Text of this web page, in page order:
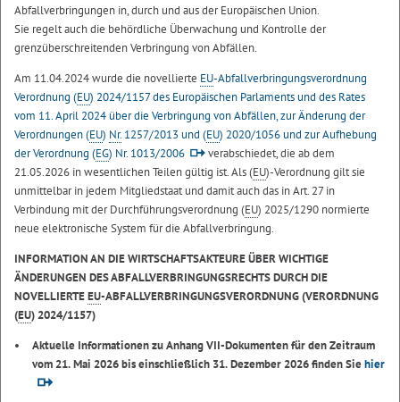
Abfallverbringungen in, durch und aus der Europäischen Union.
Sie regelt auch die behördliche Überwachung und Kontrolle der
grenzüberschreitenden Verbringung von Abfällen.
Am 11.04.2024 wurde die novellierte EU-Abfallverbringungsverordnung
Verordnung (EU) 2024/1157 des Europäischen Parlaments und des Rates
vom 11. April 2024 über die Verbringung von Abfällen, zur Änderung der
Verordnungen (EU) Nr. 1257/2013 und (EU) 2020/1056 und zur Aufhebung
der Verordnung (EG) Nr. 1013/2006
verabschiedet, die ab dem
21.05.2026 in wesentlichen Teilen gültig ist. Als (EU)-Verordnung gilt sie
unmittelbar in jedem Mitgliedstaat und damit auch das in Art. 27 in
Verbindung mit der Durchführungsverordnung (EU) 2025/1290 normierte
neue elektronische System für die Abfallverbringung.
INFORMATION AN DIE WIRTSCHAFTSAKTEURE ÜBER WICHTIGE
ÄNDERUNGEN DES ABFALLVERBRINGUNGSRECHTS DURCH DIE
NOVELLIERTEEU-ABFALLVERBRINGUNGSVERORDNUNG (VERORDNUNG
(EU) 2024/1157)
Aktuelle Informationen zu Anhang VII-Dokumenten für den Zeitraum
vom 21. Mai 2026 bis einschließlich 31. Dezember 2026 finden Siehier